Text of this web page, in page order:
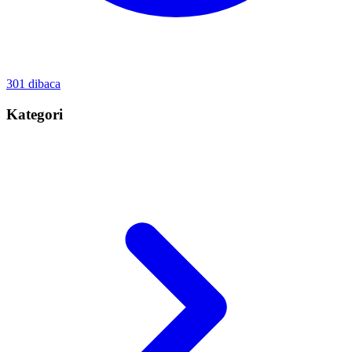
301 dibaca
Kategori